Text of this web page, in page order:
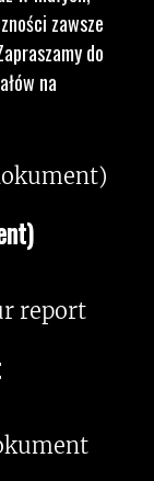
zawsze
do
na